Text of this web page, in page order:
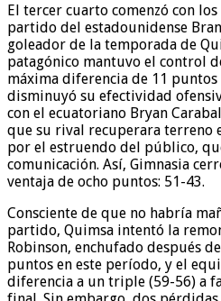
El tercer cuarto comenzó con
partido del estadounidense
goleador de la temporada de
patagónico mantuvo el control
máxima diferencia de 11
disminuyó su efectividad
con el ecuatoriano Bryan
que su rival recuperara terreno
por el estruendo del público,
comunicación. Así, Gimnasia
ventaja de ocho puntos: 51-43.
Consciente de que no habría
partido, Quimsa intentó la
Robinson, enchufado después
puntos en este período, y el
diferencia a un triple (59-56) a